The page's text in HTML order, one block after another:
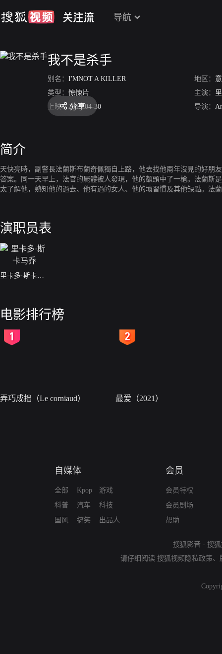
导航
我不是杀手
别名： I'MNOT A KILLER 地区：
类型： 惊悚片 主演：
上映： 2019-04-30 导演：
分享
简介
天快亮時，副警長法蘭斯布蘭奇佩獨自上路，他去找他兩年沒見的好朋
答案。同一天早上，法官的屍體被人發現，他的額頭中了一槍。法蘭斯
太了解他，熟知他的過去、他有過的女人、他的壞習慣及其他缺點。法
演职员表
里卡多·斯卡马乔
电影排行榜
弄巧成拙（Le corniaud） 最爱（2021）
自媒体
全部
科普
国风
Kpop
汽车
搞笑
游戏
科技
出品人
会员
会员特权
会员剧场
帮助
搜狐影音 - 搜
请仔细阅读 搜狐视频隐私政策、